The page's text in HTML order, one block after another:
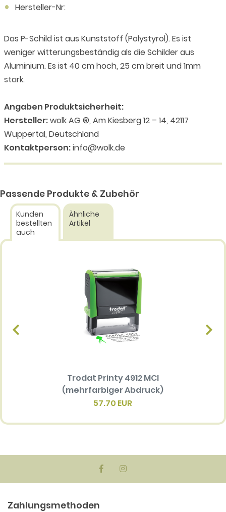
Hersteller-Nr:
Das P-Schild ist aus Kunststoff (Polystyrol). Es ist
weniger witterungsbeständig als die Schilder aus
Aluminium. Es ist 40 cm hoch, 25 cm breit und 1mm
stark.
Angaben Produktsicherheit:
Hersteller:wolk AG ®, Am Kiesberg 12 – 14, 42117
Wuppertal, Deutschland
Kontaktperson:info@wolk.de
Passende Produkte & Zubehör
Kunden
bestellten
auch
Ähnliche
Artikel
Trodat Printy 4912 MCI
(mehrfarbiger Abdruck)
57.70 EUR
Zahlungsmethoden